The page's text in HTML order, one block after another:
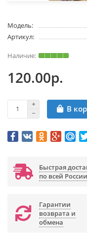
Модель:
Артикул:
120.00р.
В
Быстрая
по всей России
Гарантии
возврата и
обмена